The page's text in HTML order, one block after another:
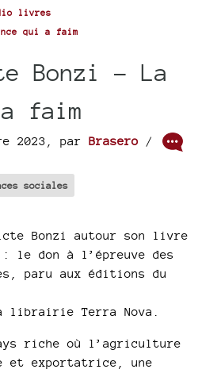
livres
qui a faim
Bonzi - La
faim
2023 par Brasero /
sociales
Bonzi autour son livre
le don à l’épreuve des
paru aux éditions du
librairie Terra Nova.
riche où l’agriculture
et exportatrice, une